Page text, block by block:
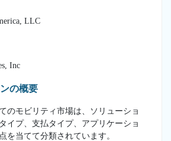
LLC
Inc
の概要
のモビリティ市場は、ソリューショ
イプ、支払タイプ、アプリケーショ
を当てて分類されています。